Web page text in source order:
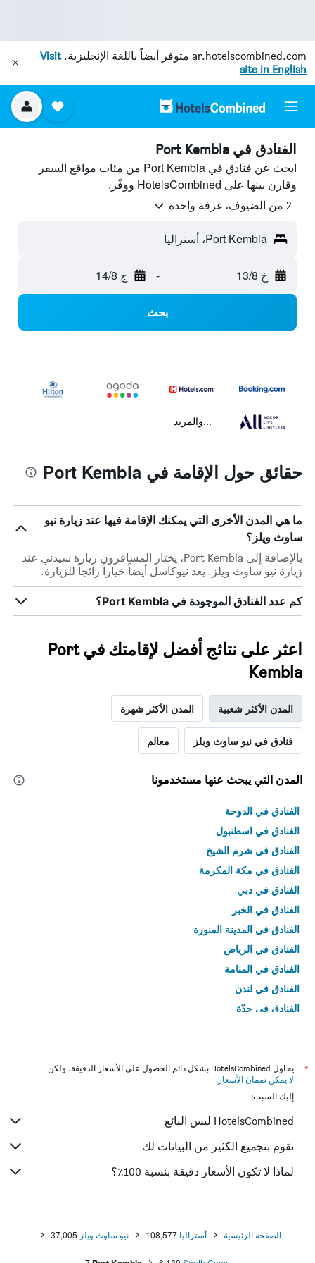
ar.hotelscombined.com متوفر أيضاً باللغة الإنجليزية.Visit
site in English
الفنادق في Port Kembla
ابحث عن فنادق في Port Kembla من مئات مواقع السفر
وقارن بينها على HotelsCombined ووفّر.
2 من الضيوف، غرفة واحدة
Port Kembla، أستراليا
خ 13/8 - ج 14/8
بحث
...والمزيد
حقائق حول الإقامة في Port Kembla
ما هي المدن الأخرى التي يمكنك الإقامة فيها عند زيارة نيو
ساوث ويلز؟
بالإضافة إلى Port Kembla، يختار المسافرون زيارة سيدني عند
زيارة نيو ساوث ويلز. يعد نيوكاسل أيضاً خياراً رائجاً للزيارة.
كم عدد الفنادق الموجودة في Port Kembla؟
اعثر على نتائج أفضل لإقامتك في Port
Kembla
المدن الأكثر شعبية المدن الأكثر شهرة
فنادق في نيو ساوث ويلز معالم
المدن التي يبحث عنها مستخدمونا
الفنادق في الدوحة
الفنادق في اسطنبول
الفنادق في شرم الشيخ
الفنادق في مكة المكرمة
الفنادق في دبي
الفنادق في الخبر
الفنادق في المدينة المنورة
الفنادق في الرياض
الفنادق في المنامة
الفنادق في لندن
الفنادق في جدّة
*
يحاول HotelsCombined بشكل دائم الحصول على الأسعار الدقيقة، ولكن
لا يمكن ضمان الأسعار .
إليك السبب:
HotelsCombined ليس البائع
نقوم بتجميع الكثير من البيانات لك
لماذا لا تكون الأسعار دقيقة بنسبة 100٪؟
الصفحة الرئيسية أستراليا 108,577 نيو ساوث ويلز 37,005